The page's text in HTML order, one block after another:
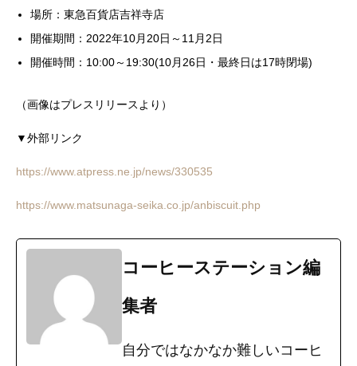
場所：東急百貨店吉祥寺店
開催期間：2022年10月20日～11月2日
開催時間：10:00～19:30(10月26日・最終日は17時閉場)
（画像はプレスリリースより）
▼外部リンク
https://www.atpress.ne.jp/news/330535
https://www.matsunaga-seika.co.jp/anbiscuit.php
コーヒーステーション編
集者
自分ではなかなか難しいコーヒ